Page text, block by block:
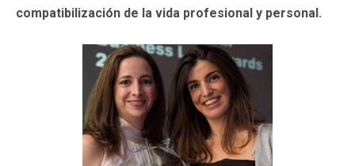
compatibilización de la vida profesional y personal.